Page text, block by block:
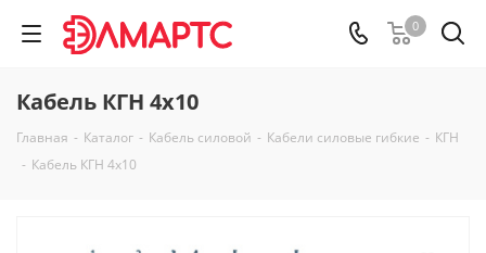
0
Кабель КГН 4х10
Главная - Каталог - Кабель силовой - Кабели силовые гибкие - КГН
- Кабель КГН 4х10